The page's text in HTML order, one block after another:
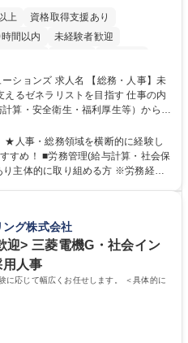
上
資格取得支援あり
間以内
未経験者歓迎
支給 土日祝休み 寮・社宅あり
総務・人事】未
ネラリストを目指す 仕事の内
算・安全衛生・福利厚生等）からお
教育業務へ守備範囲を広げ、組織運
、給与
安全衛生、健康経営推進等をお任せ
など、幅広く経験を積んでいただき
境です。 募集職種 【総
織運営を支えるゼネラリストを目
人事・総務領域を横断的に経験し
計算・社会保
主体的に取り組める方 ※労務経験
険手続き・勤怠管理など）の経験
グ株式会社
迎> 三菱電機G・社会イン
人事
に応じて幅広くお任せします。 ＜具体的に